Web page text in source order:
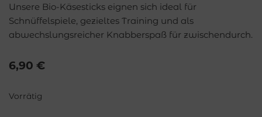
Unsere Bio-Käsesticks eignen sich ideal für
Schnüffelspiele, gezieltes Training und als
abwechslungsreicher Knabberspaß für zwischendurch.
6,90 €
Vorrätig